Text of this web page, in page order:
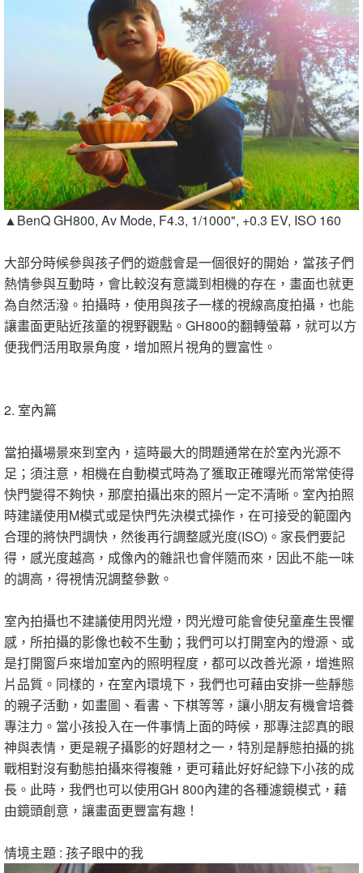
▲BenQ GH800, Av Mode, F4.3, 1/1000", +0.3 EV, ISO 160
大部分時候參與孩子們的遊戲會是一個很好的開始，當孩子們
熱情參與互動時，會比較沒有意識到相機的存在，畫面也就更
為自然活潑。拍攝時，使用與孩子一樣的視線高度拍攝，也能
讓畫面更貼近孩童的視野觀點。GH800的翻轉螢幕，就可以方
便我們活用取景角度，增加照片視角的豐富性。
2. 室內篇
當拍攝場景來到室內，這時最大的問題通常在於室內光源不
足；須注意，相機在自動模式時為了獲取正確曝光而常常使得
快門變得不夠快，那麼拍攝出來的照片一定不清晰。室內拍照
時建議使用M模式或是快門先決模式操作，在可接受的範圍內
合理的將快門調快，然後再行調整感光度(ISO)。家長們要記
得，感光度越高，成像內的雜訊也會伴隨而來，因此不能一味
的調高，得視情況調整參數。
室內拍攝也不建議使用閃光燈，閃光燈可能會使兒童產生畏懼
感，所拍攝的影像也較不生動；我們可以打開室內的燈源、或
是打開窗戶來增加室內的照明程度，都可以改善光源，增進照
片品質。同樣的，在室內環境下，我們也可藉由安排一些靜態
的親子活動，如畫圖、看書、下棋等等，讓小朋友有機會培養
專注力。當小孩投入在一件事情上面的時候，那專注認真的眼
神與表情，更是親子攝影的好題材之一，特別是靜態拍攝的挑
戰相對沒有動態拍攝來得複雜，更可藉此好好紀錄下小孩的成
長。此時，我們也可以使用GH 800內建的各種濾鏡模式，藉
由鏡頭創意，讓畫面更豐富有趣！
情境主題 : 孩子眼中的我